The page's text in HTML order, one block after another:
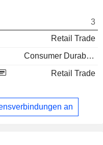
3
Retail Trade
Consumer Durables
Retail Trade
an